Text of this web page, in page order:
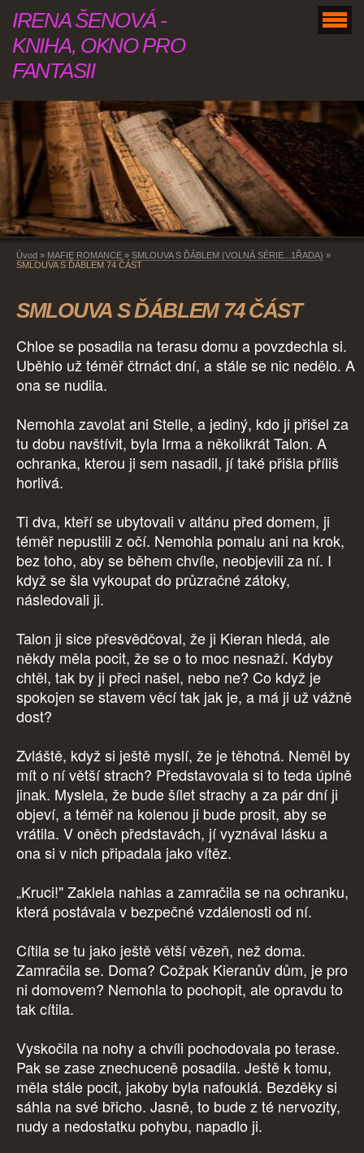
IRENA ŠENOVÁ -
KNIHA, OKNO PRO
FANTASII
Úvod » MAFIE ROMANCE » SMLOUVA S ĎÁBLEM (VOLNÁ SÉRIE...1ŘADA) »
SMLOUVA S ĎÁBLEM 74 ČÁST
SMLOUVA S ĎÁBLEM 74 ČÁST
Chloe se posadila na terasu domu a povzdechla si.
Uběhlo už téměř čtrnáct dní, a stále se nic nedělo. A
ona se nudila.
Nemohla zavolat ani Stelle, a jediný, kdo ji přišel za
tu dobu navštívit, byla Irma a několikrát Talon. A
ochranka, kterou ji sem nasadil, jí také přišla příliš
horlivá.
Ti dva, kteří se ubytovali v altánu před domem, ji
téměř nepustili z očí. Nemohla pomalu ani na krok,
bez toho, aby se během chvíle, neobjevili za ní. I
když se šla vykoupat do průzračné zátoky,
následovali ji.
Talon ji sice přesvědčoval, že ji Kieran hledá, ale
někdy měla pocit, že se o to moc nesnaží. Kdyby
chtěl, tak by ji přeci našel, nebo ne? Co když je
spokojen se stavem věcí tak jak je, a má ji už vážně
dost?
Zvláště, když si ještě myslí, že je těhotná. Neměl by
mít o ní větší strach? Představovala si to teda úplně
jinak. Myslela, že bude šílet strachy a za pár dní ji
objeví, a téměř na kolenou ji bude prosit, aby se
vrátila. V oněch představách, jí vyznával lásku a
ona si v nich připadala jako vítěz.
„Kruci!" Zaklela nahlas a zamračila se na ochranku,
která postávala v bezpečné vzdálenosti od ní.
Cítila se tu jako ještě větší vězeň, než doma.
Zamračila se. Doma? Cožpak Kieranův dům, je pro
ni domovem? Nemohla to pochopit, ale opravdu to
tak cítila.
Vyskočila na nohy a chvíli pochodovala po terase.
Pak se zase znechuceně posadila. Ještě k tomu,
měla stále pocit, jakoby byla nafouklá. Bezděky si
sáhla na své břicho. Jasně, to bude z té nervozity,
nudy a nedostatku pohybu, napadlo ji.